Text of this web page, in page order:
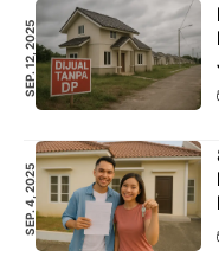
SEP. 12, 2025
SEP. 4, 2025